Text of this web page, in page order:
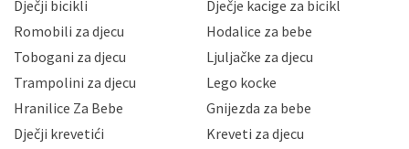
gubitka ili uništenja. Mae.hr štiti privatnost svojih
korisnika i posjetitelja web stranica, čuva povjerljivost
Vaših osobnih podataka te omogućava pristup i
priopćavanje osobnih podataka samo onim svojim
zaposlenicima kojima su isti potrebni radi provedbe
slučajevima koji su dozvoljeni zakonima. Napominjemo
da možete u svako doba, u potpunosti ili djelomice,
Dječji bicikli
Dječje kacige za bicikl
Romobili za djecu
Hodalice za bebe
Tobogani za djecu
Ljuljačke za djecu
Trampolini za djecu
Lego kocke
Hranilice Za Bebe
Gnijezda za bebe
Dječji krevetići
Kreveti za djecu